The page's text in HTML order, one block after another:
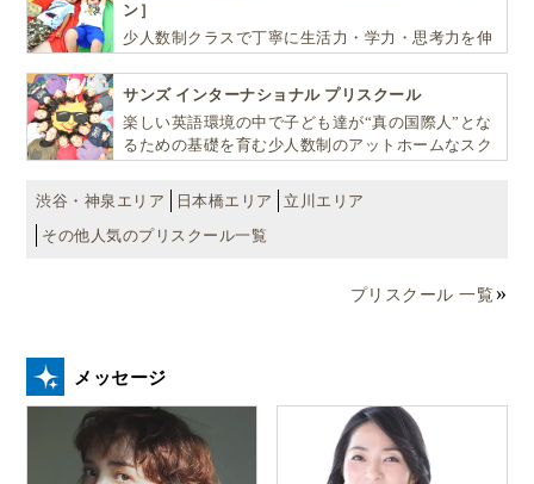
ン］
少人数制クラスで丁寧に生活力・学力・思考力を伸
サンズ インターナショナル プリスクール
楽しい英語環境の中で子ども達が“真の国際人”とな
るための基礎を育む少人数制のアットホームなスク
渋谷・神泉エリア
日本橋エリア
立川エリア
その他人気のプリスクール一覧
プリスクール 一覧
メッセージ